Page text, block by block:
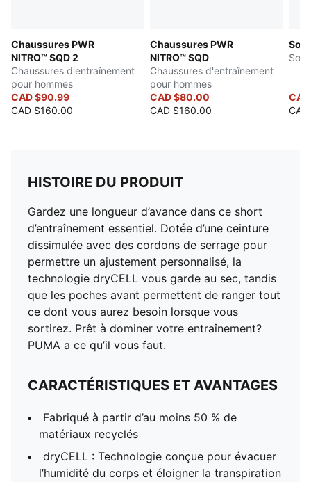
Chaussures PWR
NITRO™ SQD 2
Chaussures d'entraînement
pour hommes
CAD $90.99
CAD $160.00
Chaussures PWR
NITRO™ SQD
Chaussures d'entraînement
pour hommes
CAD $80.00
CAD $160.00
HISTOIRE DU PRODUIT
Gardez une longueur d’avance dans ce short
d’entraînement essentiel. Dotée d’une ceinture
dissimulée avec des cordons de serrage pour
permettre un ajustement personnalisé, la
technologie dryCELL vous garde au sec, tandis
que les poches avant permettent de ranger tout
ce dont vous aurez besoin lorsque vous
sortirez. Prêt à dominer votre entraînement?
PUMA a ce qu’il vous faut.
CARACTÉRISTIQUES ET AVANTAGES
Fabriqué à partir d’au moins 50 % de
matériaux recyclés
dryCELL : Technologie conçue pour évacuer
l’humidité du corps et éloigner la transpiration